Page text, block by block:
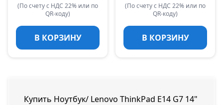
(По счету с НДС 22% или по
QR-коду)
В КОРЗИНУ
(По счету с НДС 22% или по
QR-коду)
В КОРЗИНУ
Купить Ноутбук/ Lenovo ThinkPad E14 G7 14"